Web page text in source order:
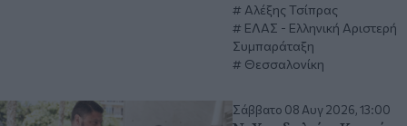
Αλέξης Τσίπρας
ΕΛΑΣ - Ελληνική Αριστερή
Συμπαράταξη
Θεσσαλονίκη
Σάββατο 08 Αυγ 2026, 13:00